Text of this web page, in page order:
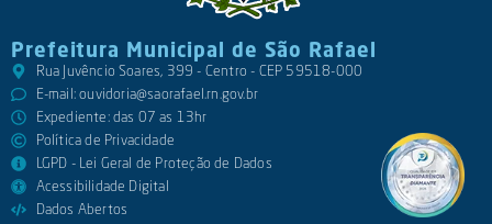
Prefeitura Municipal de São Rafael
Rua Juvêncio Soares, 399 - Centro - CEP 59518-000
E-mail:ouvidoria@saorafael.rn.gov.br
Expediente: das 07 as 13hr
Política de Privacidade
LGPD - Lei Geral de Proteção de Dados
Acessibilidade Digital
Dados Abertos